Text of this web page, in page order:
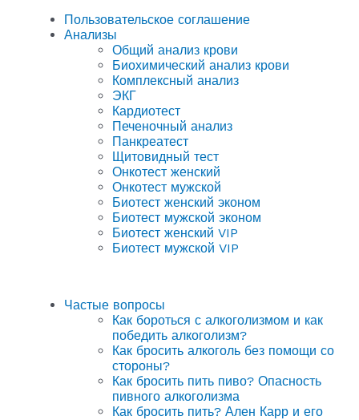
Пользовательское соглашение
Анализы
Общий анализ крови
Биохимический анализ крови
Комплексный анализ
ЭКГ
Кардиотест
Печеночный анализ
Панкреатест
Щитовидный тест
Онкотест женский
Онкотест мужской
Биотест женский эконом
Биотест мужской эконом
Биотест женский VIP
Биотест мужской VIP
Частые вопросы
Как бороться с алкоголизмом и как
победить алкоголизм?
Как бросить алкоголь без помощи со
стороны?
Как бросить пить пиво? Опасность
пивного алкоголизма
Как бросить пить? Ален Карр и его